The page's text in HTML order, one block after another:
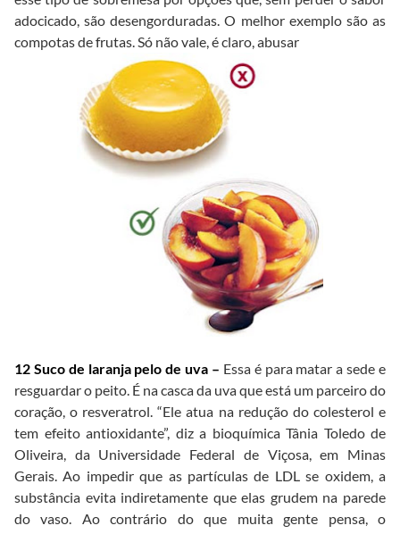
adocicado, são desengorduradas. O melhor exemplo são as
compotas de frutas. Só não vale, é claro, abusar
12 Suco de laranja pelo de uva – Essa é para matar a sede e
resguardar o peito. É na casca da uva que está um parceiro do
coração, o resveratrol. “Ele atua na redução do colesterol e
tem efeito antioxidante”, diz a bioquímica Tânia Toledo de
Oliveira, da Universidade Federal de Viçosa, em Minas
Gerais. Ao impedir que as partículas de LDL se oxidem, a
substância evita indiretamente que elas grudem na parede
do vaso. Ao contrário do que muita gente pensa, o